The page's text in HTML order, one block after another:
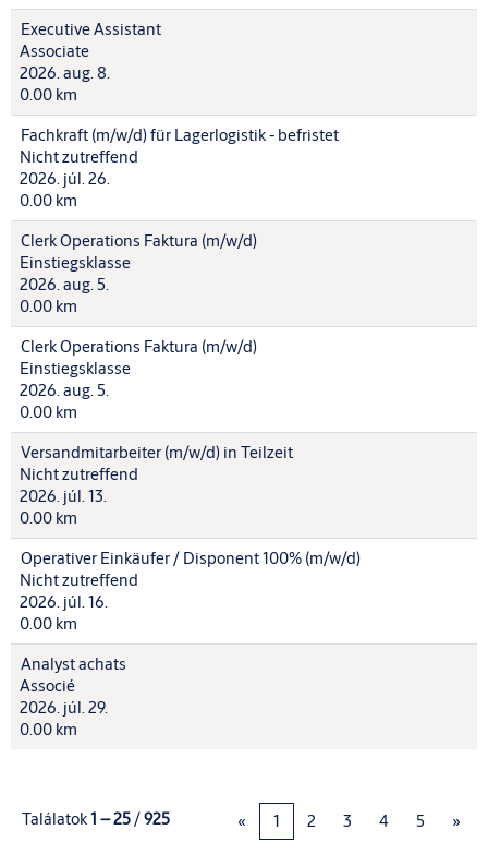
Executive Assistant
Associate
2026. aug. 8.
0.00 km
Fachkraft (m/w/d) für Lagerlogistik - befristet
Nicht zutreffend
2026. júl. 26.
0.00 km
Clerk Operations Faktura (m/w/d)
Einstiegsklasse
2026. aug. 5.
0.00 km
Clerk Operations Faktura (m/w/d)
Einstiegsklasse
2026. aug. 5.
0.00 km
Versandmitarbeiter (m/w/d) in Teilzeit
Nicht zutreffend
2026. júl. 13.
0.00 km
Operativer Einkäufer / Disponent 100% (m/w/d)
Nicht zutreffend
2026. júl. 16.
0.00 km
Analyst achats
Associé
2026. júl. 29.
0.00 km
Találatok1 – 25/925 « 1 2 3 4 5 »